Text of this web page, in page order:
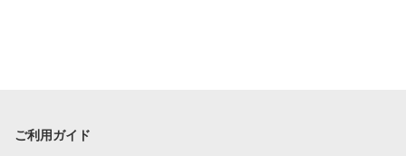
ご利用ガイド